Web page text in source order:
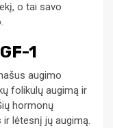
o tai savo
1
augimo
folikulų augimą ir
hormonų
lėtesnį jų augimą.